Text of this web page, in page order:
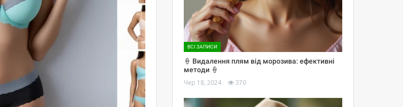
ВСІ ЗАПИСИ
🍦 Видалення плям від морозива: ефективні
методи 🍦
Чер 18, 2024 370